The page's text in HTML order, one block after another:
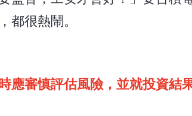
都很熱鬧。
應審慎評估風險，並就投資結